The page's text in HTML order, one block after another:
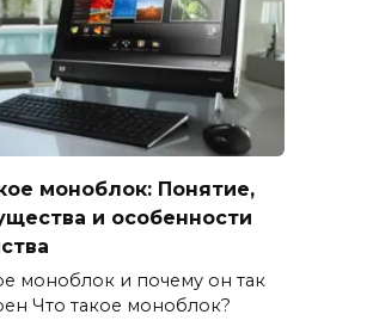
моноблок: Понятие,
и особенности
моноблок и почему он так
Что такое моноблок?